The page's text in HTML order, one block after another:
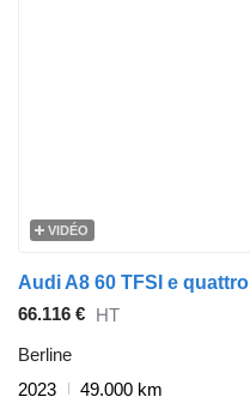
VIDÉO
Audi A8 60 TFSI e quattro
66.116 € HT
Berline
2023
49.000 km